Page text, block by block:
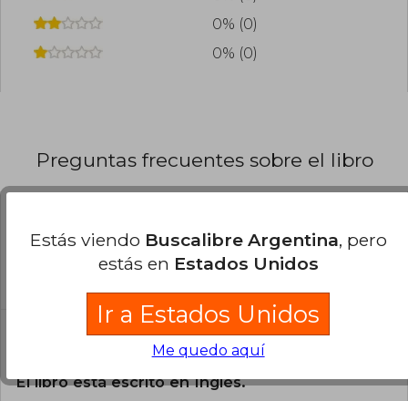
0% (0)
0% (0)
Preguntas frecuentes sobre el libro
Todos los libros de nuestro
El libro está escrito en Inglés.
Estás viendo Buscalibre Argentina, pero
estás en Estados Unidos
Ir a Estados Unidos
Me quedo aquí